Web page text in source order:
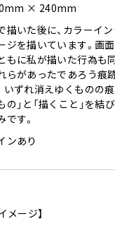
× 240mm
描いた後に、カラーイ
ジを描いています。画
もに私が描いた行為も
らがあったであろう痕
いずれ消えゆくものの痕
の」と「描くこと」を結
です。
ンあり
メージ】